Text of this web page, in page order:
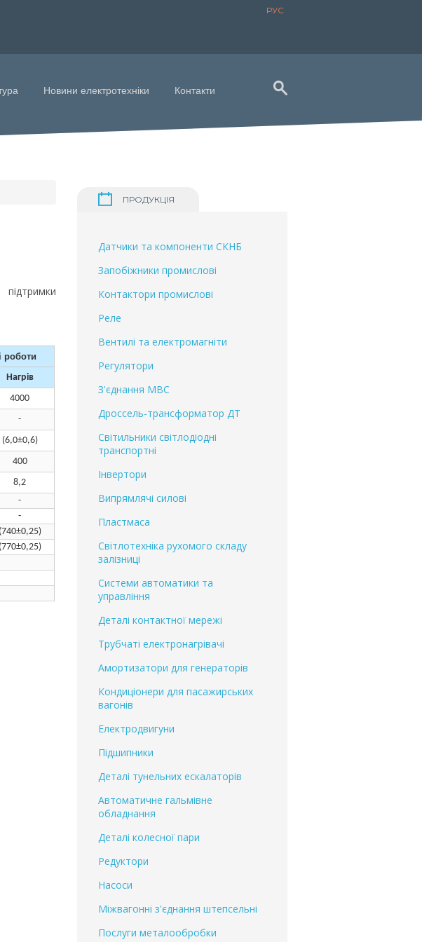
РУС
Новини електротехніки Контакти
роботи
Нагрів
4000
-
(6,0±0,6)
400
8,2
-
-
(740±0,25)
(770±0,25)
ПРОДУКЦІЯ
Датчики та компоненти СКНБ
Запобіжники промислові
Контактори промислові
Реле
Вентилі та електромагніти
Регулятори
З'єднання МВС
Дроссель-трансформатор ДТ
Світильники світлодіодні
транспортні
Інвертори
Випрямлячі силові
Пластмаса
Світлотехніка рухомого складу
залізниці
Системи автоматики та
управління
Деталі контактної мережі
Трубчаті електронагрівачі
Амортизатори для генераторів
Кондиціонери для пасажирських
вагонів
Електродвигуни
Підшипники
Деталі тунельних ескалаторів
Автоматичне гальмівне
обладнання
Деталі колесної пари
Редуктори
Насоси
Міжвагонні з'єднання штепсельні
Послуги металообробки